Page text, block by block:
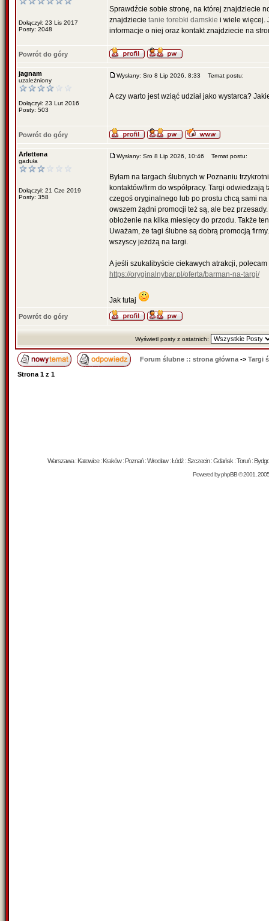
Dołączył: 23 Lis 2017
Posty: 2048
Sprawdźcie sobie stronę, na której znajdziecie
znajdziecie tanie torebki damskie i wiele więcej.
informacje o niej oraz kontakt znajdziecie na
Powrót do góry
jagnam
uzależniony
Dołączył: 23 Lut 2016
Posty: 503
Wysłany: Sro 8 Lip 2026, 8:33 Temat postu:
A czy warto jest wziąć udział jako wystarca?
Powrót do góry
Arlettena
gaduła
Dołączył: 21 Cze 2019
Posty: 358
Wysłany: Sro 8 Lip 2026, 10:46 Temat postu:
Byłam na targach ślubnych w Poznaniu
kontaktów/firm do współpracy. Targi
czegoś oryginalnego lub po prostu chcą sami
owszem żądni promocji też są, ale bez
obłożenie na kilka miesięcy do przodu. Także
Uważam, że tagi ślubne są dobrą promocją
wszyscy jeżdżą na targi.
A jeśli szukalibyście ciekawych atrakcji,
https://oryginalnybar.pl/oferta/barman-na-targi/
Jak tutaj
Powrót do góry
Wyświetl posty z ostatnich:
Forum ślubne :: strona główna -> Targi
Strona 1 z 1
Warszawa : Katowice : Kraków : Poznań : Wrocław : Łódź : Szczecin : Gdańsk : Toruń :
Powered byphpBB© 2001,